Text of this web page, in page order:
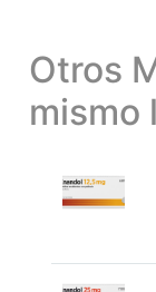
Otros
mismo